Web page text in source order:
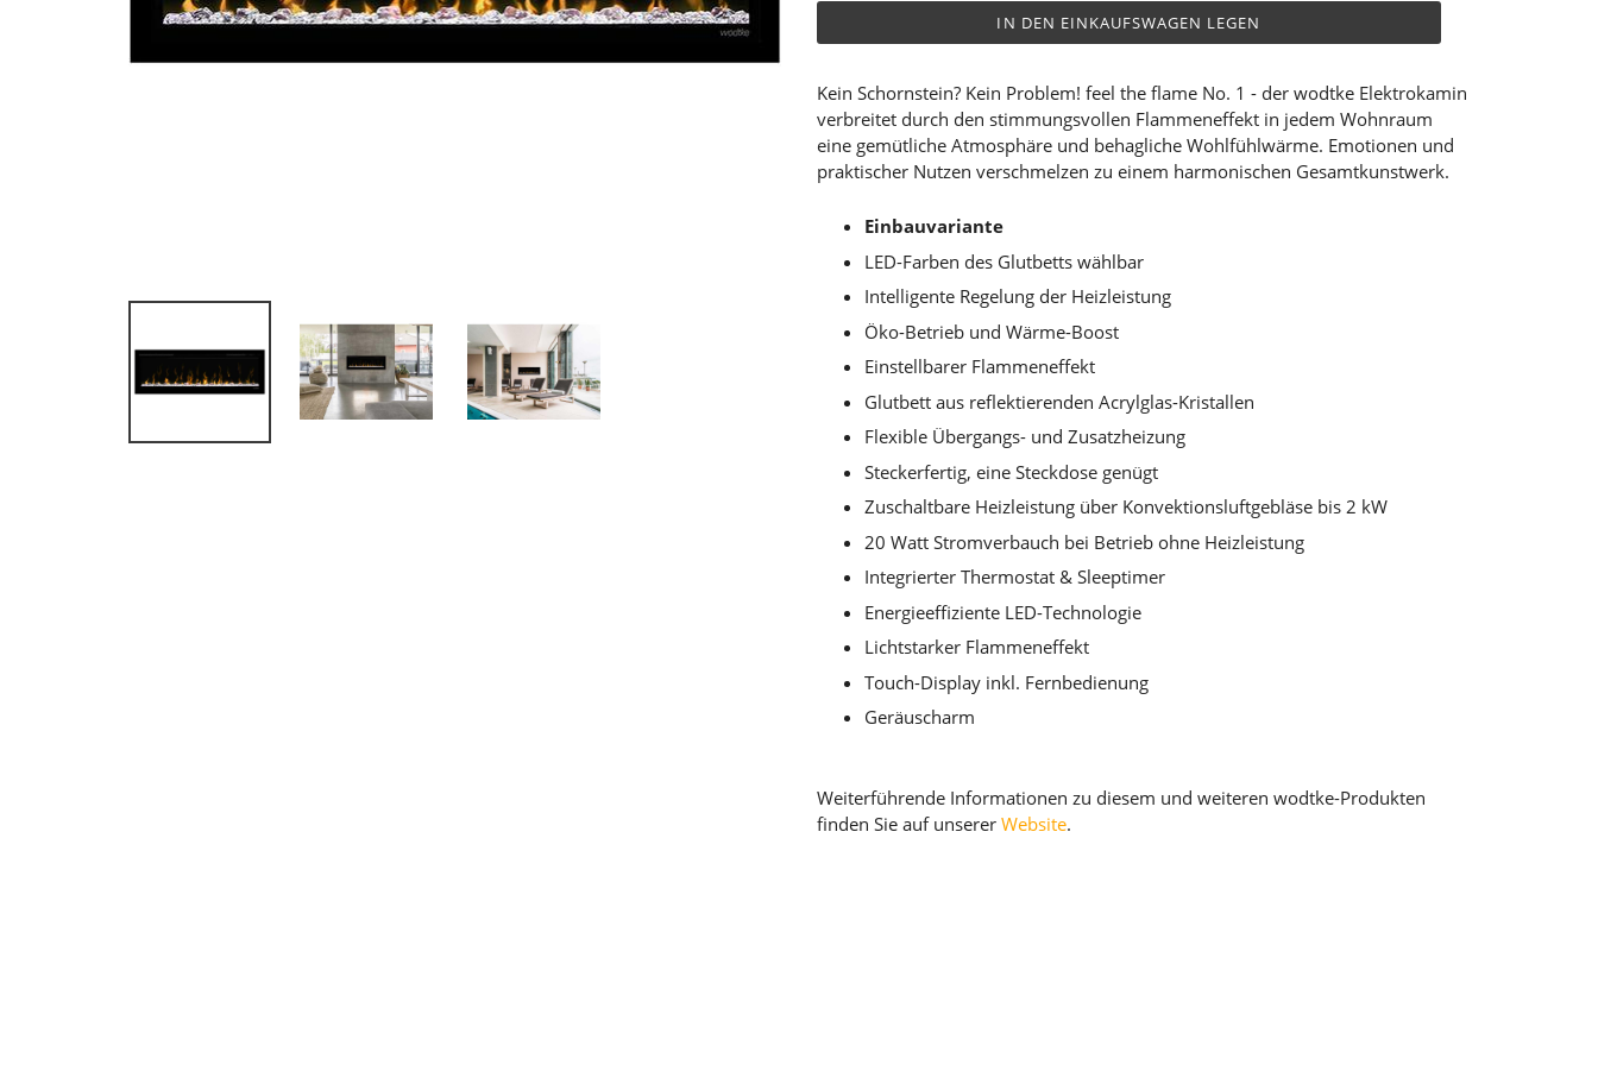
IN DEN EINKAUFSWAGEN LEGEN
Kein Schornstein? Kein Problem! feel the flame No. 1 - der wodtke Elektrokamin
verbreitet durch den stimmungsvollen Flammeneffekt in jedem Wohnraum
eine gemütliche Atmosphäre und behagliche Wohlfühlwärme. Emotionen und
praktischer Nutzen verschmelzen zu einem harmonischen Gesamtkunstwerk.
Einbauvariante
LED-Farben des Glutbetts wählbar
Intelligente Regelung der Heizleistung
Öko-Betrieb und Wärme-Boost
Einstellbarer Flammeneffekt
Glutbett aus reflektierenden Acrylglas-Kristallen
Flexible Übergangs- und Zusatzheizung
Steckerfertig, eine Steckdose genügt
Zuschaltbare Heizleistung über Konvektionsluftgebläse bis 2 kW
20 Watt Stromverbauch bei Betrieb ohne Heizleistung
Integrierter Thermostat & Sleeptimer
Energieeffiziente LED-Technologie
Lichtstarker Flammeneffekt
Touch-Display inkl. Fernbedienung
Geräuscharm
Weiterführende Informationen zu diesem und weiteren wodtke-Produkten
finden Sie auf unserer Website.